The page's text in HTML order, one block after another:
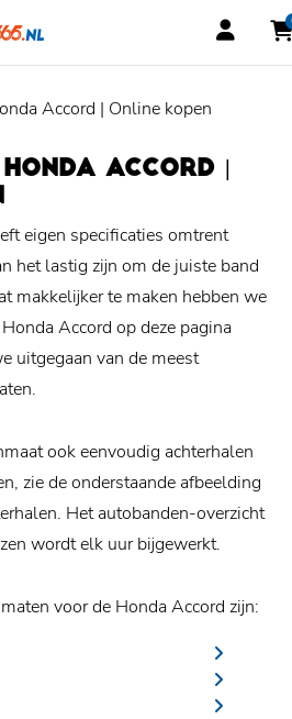
Accord | Online kopen
ACCORD |
eigen specificaties omtrent
het lastig zijn om de juiste band
makkelijker te maken hebben we
Accord op deze pagina
uitgegaan van de meest
ook eenvoudig achterhalen
zie de onderstaande afbeelding
Het autobanden-overzicht
wordt elk uur bijgewerkt.
voor de Honda Accord zijn: